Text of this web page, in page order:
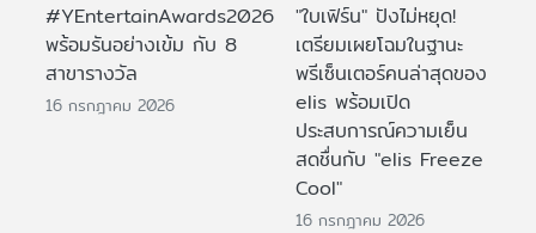
#YEntertainAwards2026
พร้อมรันอย่างเข้ม กับ 8
สาขารางวัล
16 กรกฎาคม 2026
"ใบเฟิร์น" ปังไม่หยุด!
เตรียมเผยโฉมในฐานะ
พรีเซ็นเตอร์คนล่าสุดของ
elis พร้อมเปิด
ประสบการณ์ความเย็น
สดชื่นกับ "elis Freeze
Cool"
16 กรกฎาคม 2026